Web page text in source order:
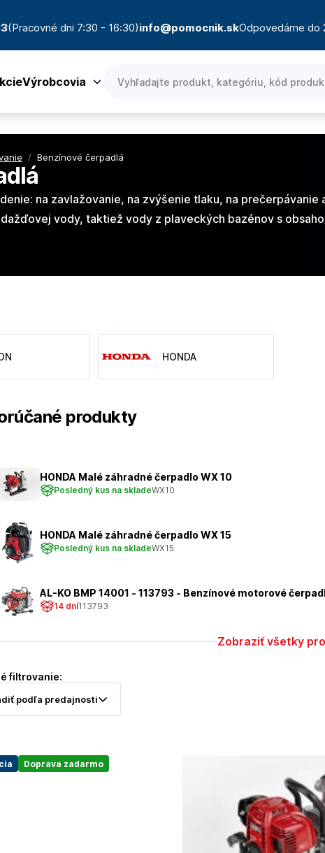
(Pracovné dni 7:30 - 16:30)info@pomocnik.skOdpovedáme do
Výrobcovia
/ Benzínové čerpadlá
na zavlažovanie, na zvýšenie tlaku, na prečerpávanie
vody, taktiež vody z plaveckých bazénov s
HONDA
produkty
HONDA Malé záhradné čerpadlo WX 10
Posledný kus na skladeWX10
HONDA Malé záhradné čerpadlo WX 15
Posledný kus na skladeWX15
AL-KO BMP 14001 - 113793 - Benzínové motorové
14 dní113793
Zobraziť všetky
filtrovanie:
Doprava zadarmo